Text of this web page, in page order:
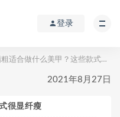
登录
适合做什么美甲？这些款式很显纤瘦
2021年8月27日
很显纤瘦